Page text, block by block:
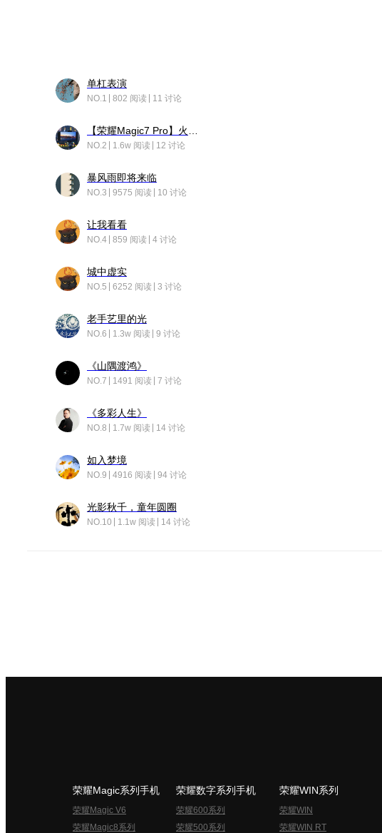
单杠表演
NO.1 802 阅读 11 讨论
NO.2 1.6w 阅读 12 讨论
暴风雨即将来临
NO.3 9575 阅读 10 讨论
让我看看
NO.4 859 阅读 4 讨论
城中虚实
NO.5 6252 阅读 3 讨论
老手艺里的光
NO.6 1.3w 阅读 9 讨论
《山隅渡鸿》
NO.7 1491 阅读 7 讨论
《多彩人生》
NO.8 1.7w 阅读 14 讨论
如入梦境
NO.9 4916 阅读 94 讨论
光影秋千，童年圆圈
NO.10 1.1w 阅读 14 讨论
荣耀Magic系列手机
荣耀Magic V6
荣耀Magic8系列
荣耀数字系列手机
荣耀600系列
荣耀500系列
荣耀WIN系列
荣耀WIN
荣耀WIN RT